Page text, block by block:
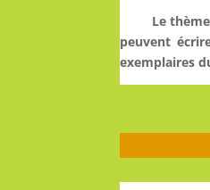
Le
peuvent
exemplaires